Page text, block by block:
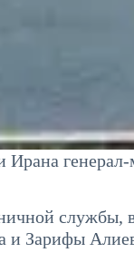
службы,
и Зарифы